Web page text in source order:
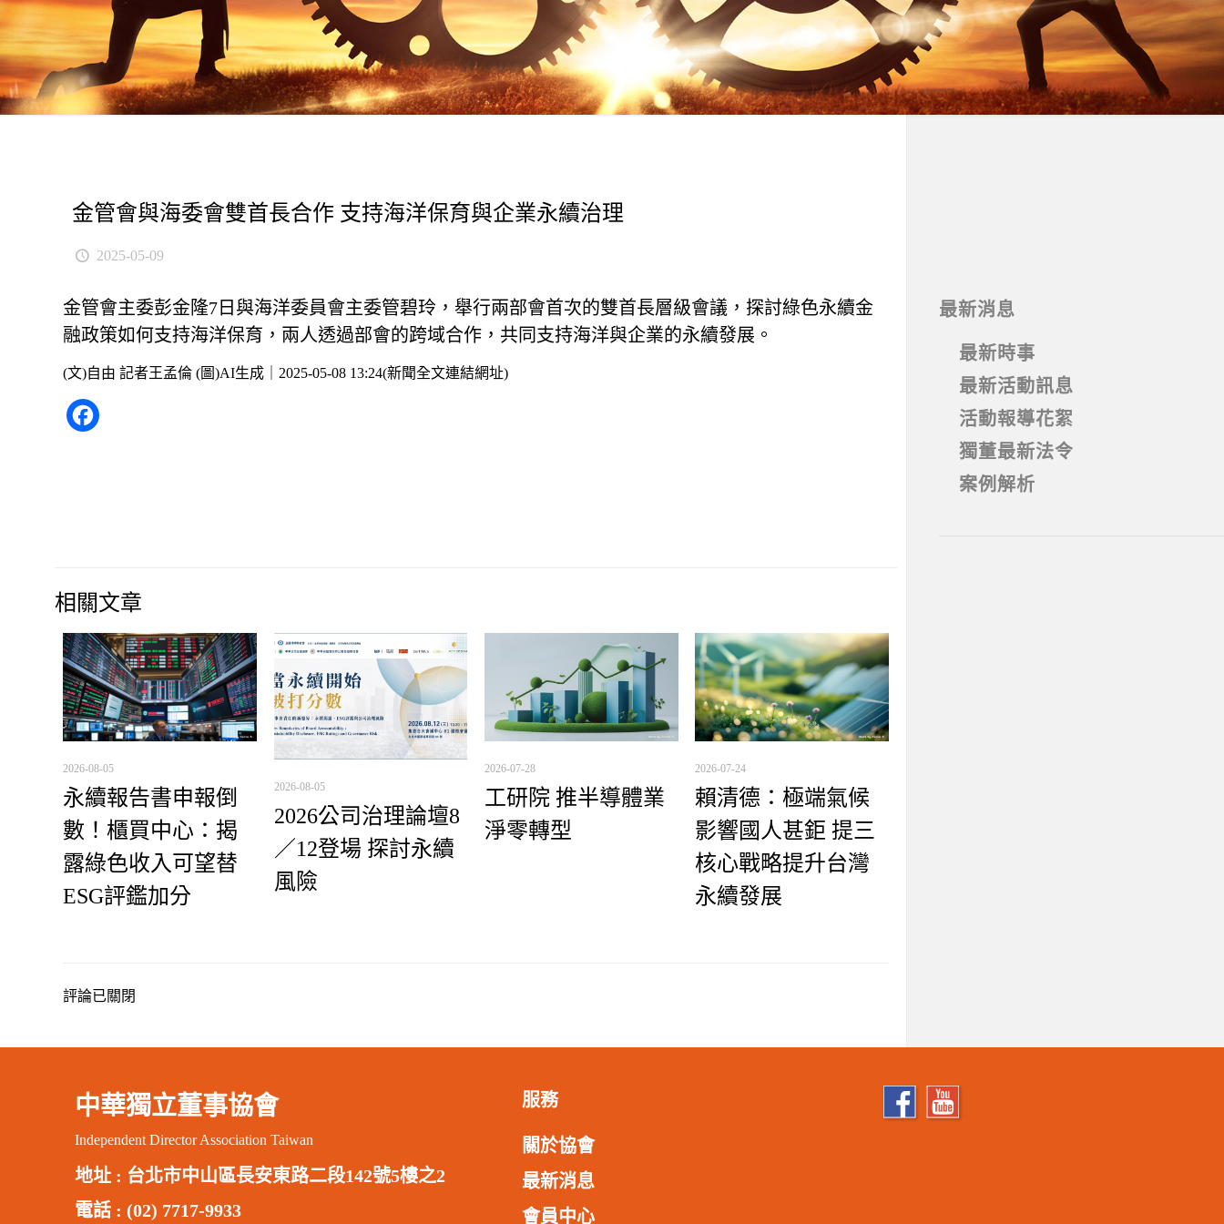
金管會與海委會雙首長合作 支持海洋保育與企業永續治理
2025-05-09
金管會主委彭金隆7日與海洋委員會主委管碧玲，舉行兩部會首次的雙首長層級會議，探討綠色永續金
融政策如何支持海洋保育，兩人透過部會的跨域合作，共同支持海洋與企業的永續發展。
(文)自由 記者王孟倫 (圖)AI生成｜2025-05-08 13:24(新聞全文連結網址)
相關文章
2026-08-05
永續報告書申報倒
數！櫃買中心：揭
露綠色收入可望替
ESG評鑑加分
2026-08-05
2026公司治理論壇8
／12登場 探討永續
風險
2026-07-28
工研院 推半導體業
淨零轉型
2026-07-24
賴清德：極端氣候
影響國人甚鉅 提三
核心戰略提升台灣
永續發展
評論已關閉
最新消息
最新時事
最新活動訊息
活動報導花絮
獨董最新法令
案例解析
中華獨立董事協會
Independent Director Association Taiwan
地址 : 台北市中山區長安東路二段142號5樓之2
電話 : (02) 7717-9933
服務
關於協會
最新消息
會員中心